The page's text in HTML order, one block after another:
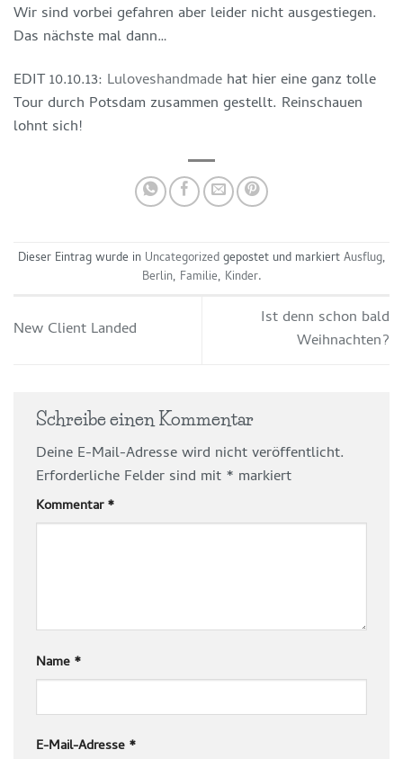
Wir sind vorbei gefahren aber leider nicht ausgestiegen.
Das nächste mal dann…
EDIT 10.10.13: Luloveshandmade hat hier eine ganz tolle
Tour durch Potsdam zusammen gestellt. Reinschauen
lohnt sich!
Dieser Eintrag wurde in Uncategorizedgepostet und markiertAusflug,
Berlin, Familie, Kinder.
New Client Landed
Ist denn schon bald
Weihnachten?
Schreibe einen Kommentar
Deine E-Mail-Adresse wird nicht veröffentlicht.
Erforderliche Felder sind mit * markiert
Kommentar*
Name *
E-Mail-Adresse *